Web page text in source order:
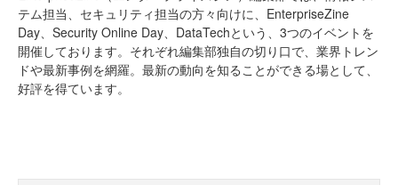
テム担当、セキュリティ担当の方々向けに、EnterpriseZine
Day、Security Online Day、DataTechという、3つのイベントを
開催しております。それぞれ編集部独自の切り口で、業界トレン
ドや最新事例を網羅。最新の動向を知ることができる場として、
好評を得ています。